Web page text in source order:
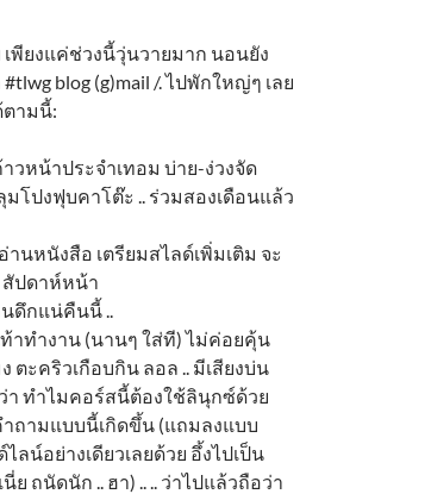
พียงแค่ช่วงนี้วุ่นวายมาก นอนยัง
blog (g)mail /. ไปพักใหญ่ๆ เลย
ตามนี้:
วหน้าประจำเทอม บ่าย-ง่วงจัด
โปงฟุบคาโต๊ะ .. ร่วมสองเดือนแล้ว
นหนังสือ เตรียมสไลด์เพิ่มเติม จะ
สัปดาห์หน้า
นดึกแน่คืนนี้ ..
าทำงาน (นานๆ ใส่ที) ไม่ค่อยคุ้น
ะคริวเกือบกิน ลอล .. มีเสียงบ่น
า ทำไมคอร์สนี้ต้องใช้ลินุกซ์ด้วย
ถามแบบนี้เกิดขึ้น (แถมลงแบบ
ลน์อย่างเดียวเลยด้วย อึ้งไปเป็น
ย ถนัดนัก .. ฮา) .. .. ว่าไปแล้วถือว่า